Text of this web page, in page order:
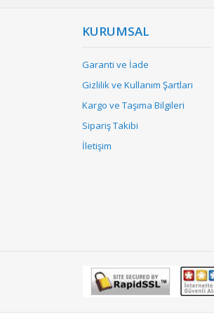
KURUMSAL
Garanti ve İade
Gizlilik ve Kullanım Şartları
Kargo ve Taşıma Bilgileri
Sipariş Takibi
İletişim